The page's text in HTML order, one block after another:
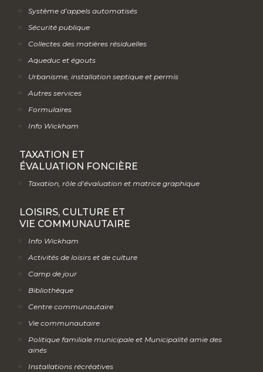
Système d’appels automatisés
Sécurité publique
Collectes des matières résiduelles
Aqueduc et égouts
Urbanisme, installation septique et permis
Autres services
Formulaires
Info Wickham
TAXATION ET
ÉVALUATION FONCIÈRE
Taxation, rôle d’évaluation et matrice graphique
LOISIRS, CULTURE ET
VIE COMMUNAUTAIRE
Info Wickham
Activités de loisirs et de culture
Camp de jour
Bibliothèque
Centre communautaire
Vie communautaire
Politique familiale municipale et Municipalité amie des
ainés
Installations récréatives